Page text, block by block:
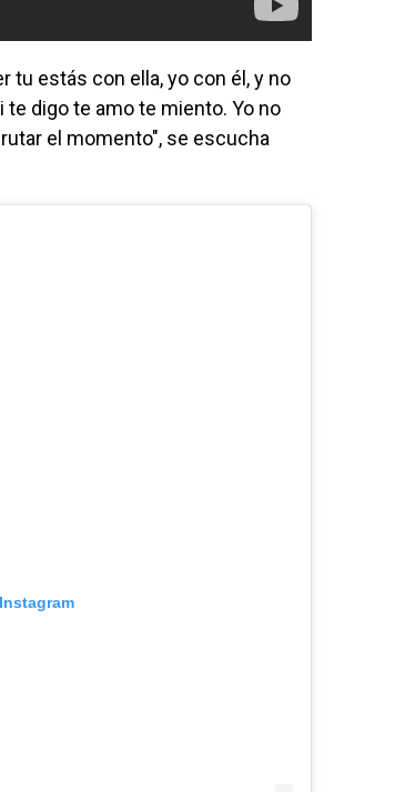
tu estás con ella, yo con él, y no
digo te amo te miento. Yo no
el momento", se escucha